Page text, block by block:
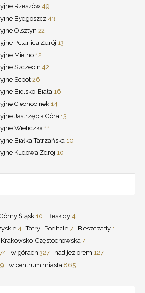
Rzeszów49
Bydgoszcz 43
Olsztyn 22
Polanica Zdrój 13
Mielno 12
Szczecin 42
Sopot 26
Bielsko-Biała 16
Ciechocinek 14
Jastrzębia Góra 13
Wieliczka 11
Białka Tatrzańska 10
Kudowa Zdrój 10
Górny Śląsk 10 Beskidy 4
4 Tatry i Podhale 7 Bieszczady 1
Częstochowska7
w górach 327 nad jeziorem 127
w centrum miasta 865